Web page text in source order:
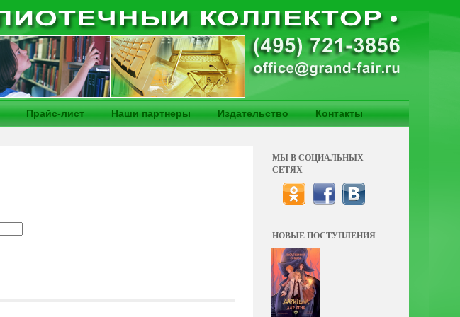
Прайс-лист Наши партнеры Издательство Контакты
МЫ В СОЦИАЛЬНЫХ
СЕТЯХ
НОВЫЕ ПОСТУПЛЕНИЯ